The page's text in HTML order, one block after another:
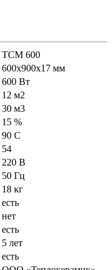
ТСМ 600
600х900х17 мм
600 Вт
12 м2
30 м3
15 %
90 С
54
220 В
50 Гц
18 кг
есть
нет
есть
5 лет
есть